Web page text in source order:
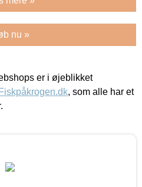
nu »
er i øjeblikket
Fiskpåkrogen.dk, som alle har et